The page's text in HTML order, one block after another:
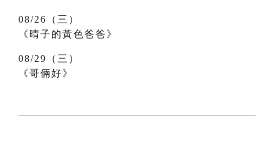
08/26（三）
《晴子的黃色爸爸》
08/29（三）
《哥倆好》